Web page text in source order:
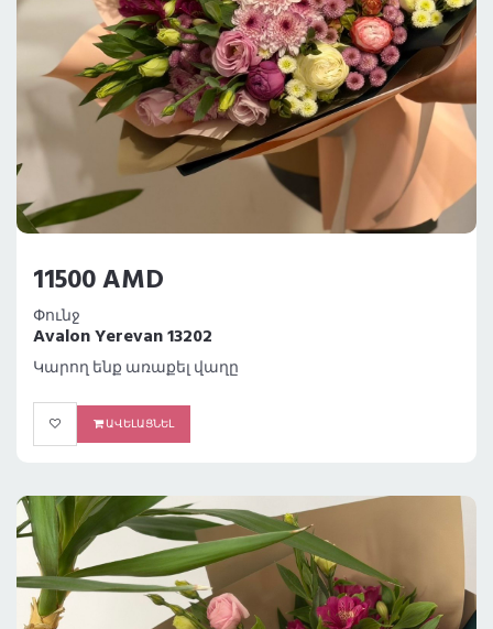
11500 AMD
Փունջ
Avalon Yerevan 13202
Կարող ենք առաքել վաղը
ԱՎԵԼԱՑՆԵԼ